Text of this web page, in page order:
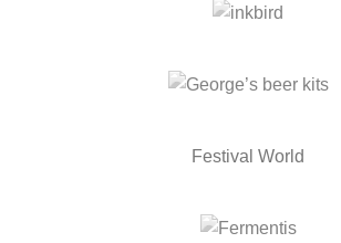
Festival World